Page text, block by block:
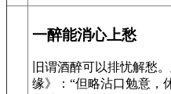
一醉能消心上愁
旧谓酒醉可以排忧解愁
缘》：“但略沾口勉意，